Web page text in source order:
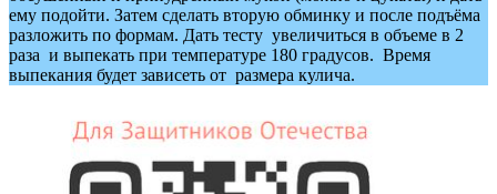
ему подойти. Затем сделать вторую обминку и после подъёма
разложить по формам. Дать тесту увеличиться в объеме в 2
раза и выпекать при температуре 180 градусов. Время
выпекания будет зависеть от размера кулича.